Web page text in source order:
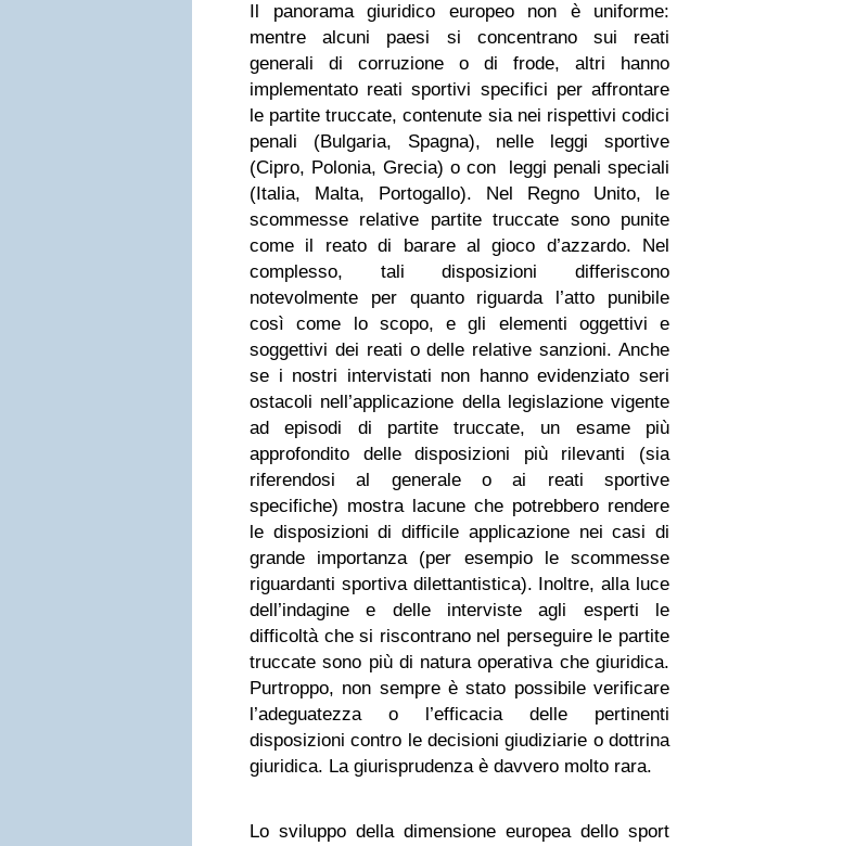
Il panorama giuridico europeo non è uniforme:
mentre alcuni paesi si concentrano sui reati
generali di corruzione o di frode, altri hanno
implementato reati sportivi specifici per affrontare
le partite truccate, contenute sia nei rispettivi codici
penali (Bulgaria, Spagna), nelle leggi sportive
(Cipro, Polonia, Grecia) o con leggi penali speciali
(Italia, Malta, Portogallo). Nel Regno Unito, le
scommesse relative partite truccate sono punite
come il reato di barare al gioco d’azzardo. Nel
complesso, tali disposizioni differiscono
notevolmente per quanto riguarda l’atto punibile
così come lo scopo, e gli elementi oggettivi e
soggettivi dei reati o delle relative sanzioni. Anche
se i nostri intervistati non hanno evidenziato seri
ostacoli nell’applicazione della legislazione vigente
ad episodi di partite truccate, un esame più
approfondito delle disposizioni più rilevanti (sia
riferendosi al generale o ai reati sportive
specifiche) mostra lacune che potrebbero rendere
le disposizioni di difficile applicazione nei casi di
grande importanza (per esempio le scommesse
riguardanti sportiva dilettantistica). Inoltre, alla luce
dell’indagine e delle interviste agli esperti le
difficoltà che si riscontrano nel perseguire le partite
truccate sono più di natura operativa che giuridica.
Purtroppo, non sempre è stato possibile verificare
l’adeguatezza o l’efficacia delle pertinenti
disposizioni contro le decisioni giudiziarie o dottrina
giuridica. La giurisprudenza è davvero molto rara.
Lo sviluppo della dimensione europea dello sport